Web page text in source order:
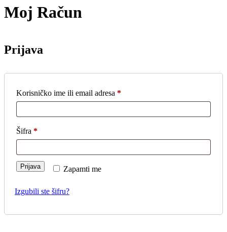
Moj Račun
Prijava
Korisničko ime ili email adresa *
Šifra *
Zapamti me
Prijava
Izgubili ste šifru?